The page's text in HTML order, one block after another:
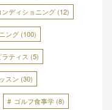
ンディショニング (12)
ング (100)
ティス (5)
スン (30)
ゴルフ食事学 (8)